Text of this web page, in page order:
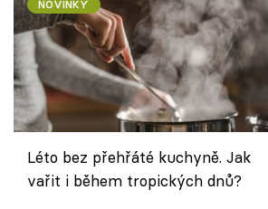
NOVINKY
Léto bez přehřáté kuchyně. Jak
vařit i během tropických dnů?